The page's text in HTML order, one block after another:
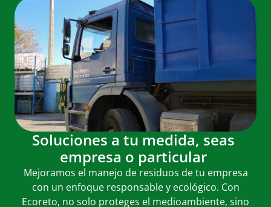
Soluciones a tu medida, seas
empresa o particular
Mejoramos el manejo de residuos de tu empresa
con un enfoque responsable y ecológico. Con
Ecoreto, no solo proteges el medioambiente, sino